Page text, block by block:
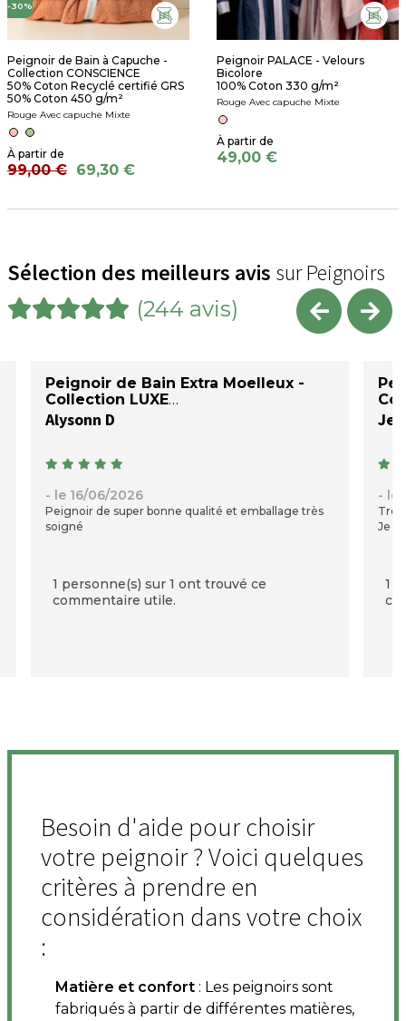
-30%
Peignoir de Bain à Capuche -
Collection CONSCIENCE
50% Coton Recyclé certifié GRS
50% Coton 450 g/m²
Rouge Avec capuche Mixte
99,00 € 69,30 €
Peignoir PALACE - Velours
Bicolore
100% Coton 330 g/m²
Rouge Avec capuche Mixte
49,00 €
Sélection des meilleurs avis sur Peignoirs
(244 avis)
Peignoir de Bain Extra Moelleux -
Collection LUXE
Alysonn D
- le 16/06/2026
Peignoir de super bonne qualité et emballage très
soigné
1 personne(s) sur 1 ont trouvé ce
commentaire utile.
- le
Très
Je
1
Besoin d'aide pour choisir
votre peignoir ? Voici quelques
critères à prendre en
considération dans votre choix
:
Matière et confort : Les peignoirs sont
fabriqués à partir de différentes matières,